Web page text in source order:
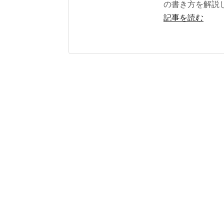
の書き方を解説
記事を読む